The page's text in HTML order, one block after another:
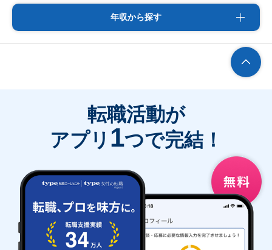
年収から探す
転職活動が
アプリ 1つで完結！